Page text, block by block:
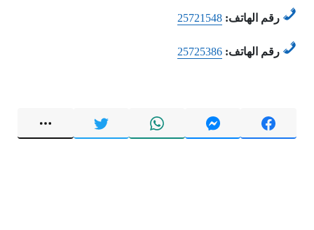
رقم الهاتف: 25721548
رقم الهاتف: 25725386